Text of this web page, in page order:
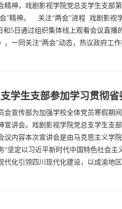
精神，戏剧影视学院党总支学生支部
”精神。 关注“两会”进程 戏剧影视
和5日通过组织集体线上观看会议直
，一同关注“两会”动态，热议政府工
学生支部参加学习贯彻
会宣传部为加强学校全体党员寒假期
宣讲会。戏剧影视学院党总支学生支
议内容本次宣讲会是由马克思主义学
“坚定以习近平新时代中国特色社会
代化引领四川现代化建设，以成渝地